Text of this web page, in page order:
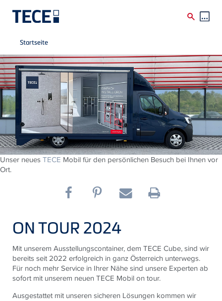
Direkt zum Inhalt
Breadcrumb
Startseite
Unser neuesTECE Mobil für den persönlichen Besuch bei Ihnen vor
Ort.
ON TOUR 2024
Mit unserem Ausstellungscontainer, dem TECE Cube, sind wir
bereits seit 2022 erfolgreich in ganz Österreich unterwegs.
Für noch mehr Service in Ihrer Nähe sind unsere Experten ab
sofort mit unserem neuenTECE Mobil on tour.
Ausgestattet mit unseren sicheren Lösungen kommen wir